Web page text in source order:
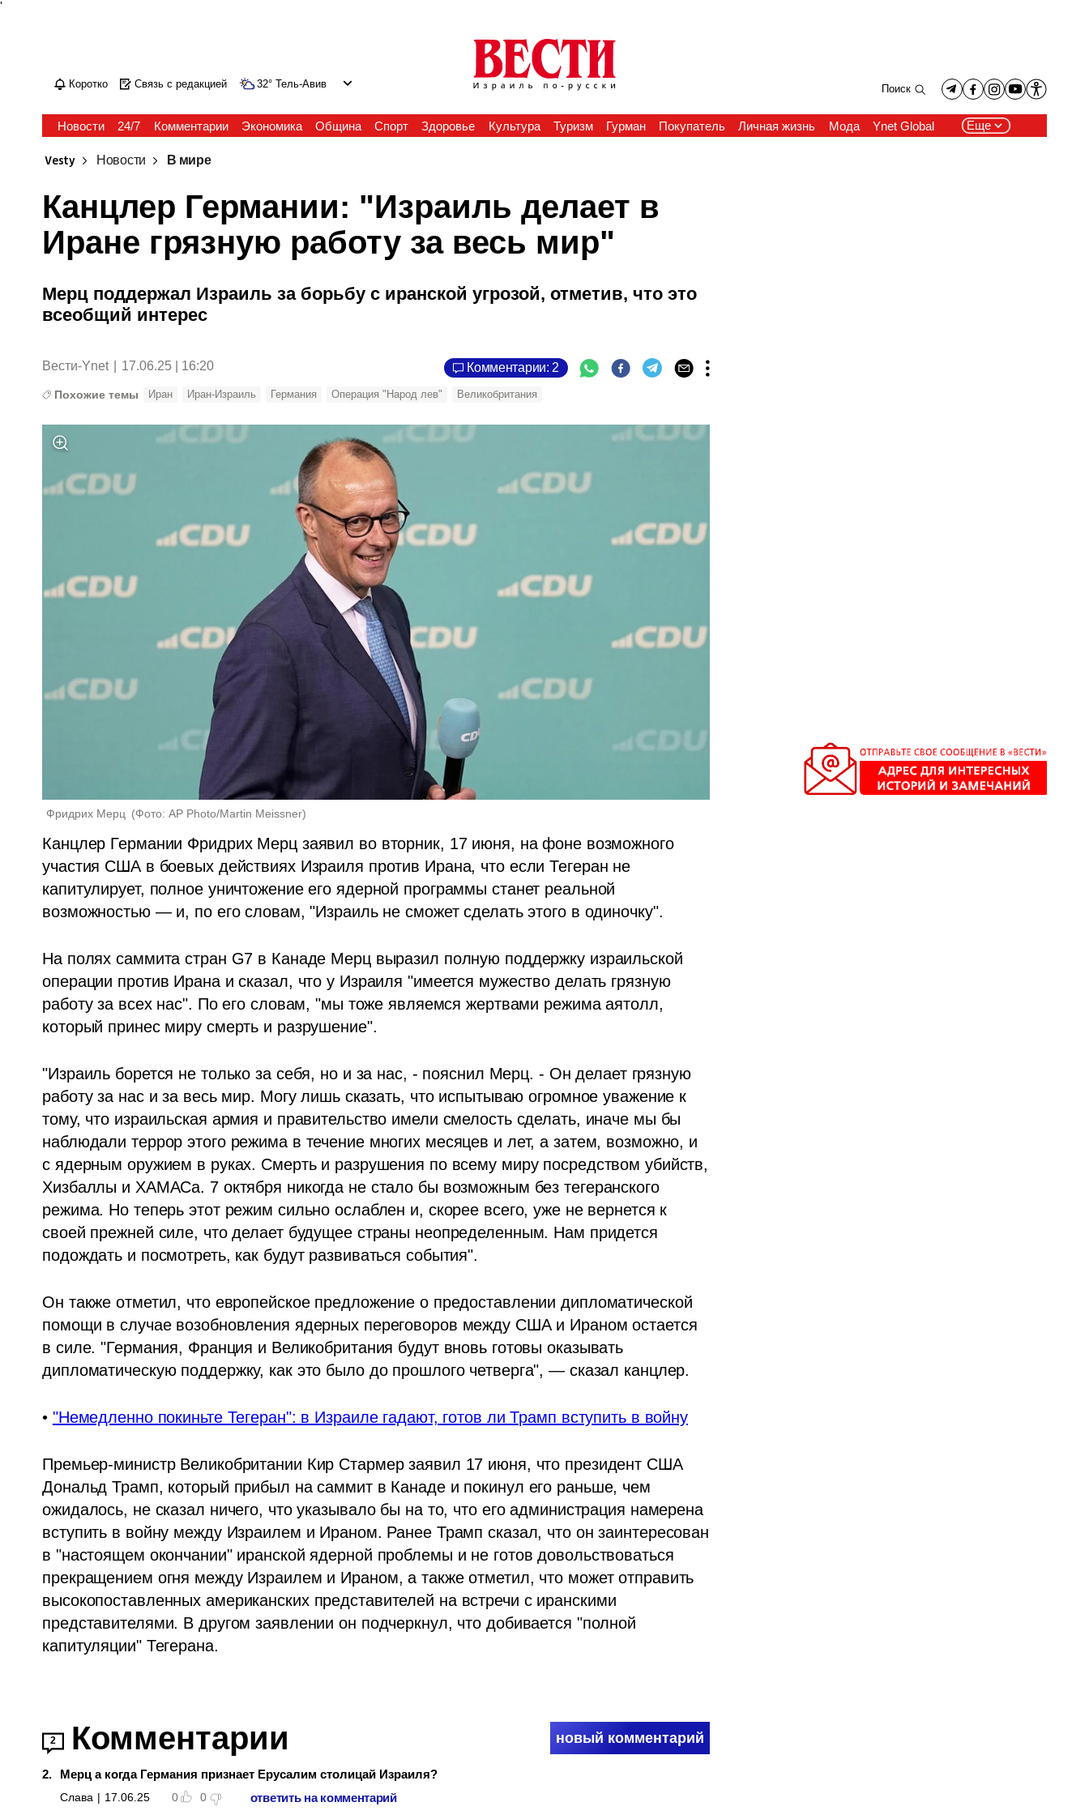
'
Коротко Связь с редакцией 32° Тель-Авив Поиск
Новости 24/7 Комментарии Экономика Община Спорт Здоровье Культура Туризм Гурман Покупатель Личная жизнь Мода Ynet Global Еще
Vesty Новости В мире
Канцлер Германии: "Израиль делает в
Иране грязную работу за весь мир"
Мерц поддержал Израиль за борьбу с иранской угрозой, отметив, что это
всеобщий интерес
Вести-Ynet 17.06.25 | 16:20 Комментарии: 2
Похожие темы Иран Иран-Израиль Германия Операция "Народ лев" Великобритания
Фридрих Мерц (Фото: AP Photo/Martin Meissner)
Канцлер Германии Фридрих Мерц заявил во вторник, 17 июня, на фоне возможного
участия США в боевых действиях Израиля против Ирана, что если Тегеран не
капитулирует, полное уничтожение его ядерной программы станет реальной
возможностью — и, по его словам, "Израиль не сможет сделать этого в одиночку".
На полях саммита стран G7 в Канаде Мерц выразил полную поддержку израильской
операции против Ирана и сказал, что у Израиля "имеется мужество делать грязную
работу за всех нас". По его словам, "мы тоже являемся жертвами режима аятолл,
который принес миру смерть и разрушение".
"Израиль борется не только за себя, но и за нас, - пояснил Мерц. - Он делает грязную
работу за нас и за весь мир. Могу лишь сказать, что испытываю огромное уважение к
тому, что израильская армия и правительство имели смелость сделать, иначе мы бы
наблюдали террор этого режима в течение многих месяцев и лет, а затем, возможно, и
с ядерным оружием в руках. Смерть и разрушения по всему миру посредством убийств,
Хизбаллы и ХАМАСа. 7 октября никогда не стало бы возможным без тегеранского
режима. Но теперь этот режим сильно ослаблен и, скорее всего, уже не вернется к
своей прежней силе, что делает будущее страны неопределенным. Нам придется
подождать и посмотреть, как будут развиваться события".
Он также отметил, что европейское предложение о предоставлении дипломатической
помощи в случае возобновления ядерных переговоров между США и Ираном остается
в силе. "Германия, Франция и Великобритания будут вновь готовы оказывать
дипломатическую поддержку, как это было до прошлого четверга", — сказал канцлер.
• "Немедленно покиньте Тегеран": в Израиле гадают, готов ли Трамп вступить в войну
Премьер-министр Великобритании Кир Стармер заявил 17 июня, что президент США
Дональд Трамп, который прибыл на саммит в Канаде и покинул его раньше, чем
ожидалось, не сказал ничего, что указывало бы на то, что его администрация намерена
вступить в войну между Израилем и Ираном. Ранее Трамп сказал, что он заинтересован
в "настоящем окончании" иранской ядерной проблемы и не готов довольствоваться
прекращением огня между Израилем и Ираном, а также отметил, что может отправить
высокопоставленных американских представителей на встречи с иранскими
представителями. В другом заявлении он подчеркнул, что добивается "полной
капитуляции" Тегерана.
2 Комментарии новый комментарий
2. Мерц а когда Германия признает Ерусалим столицай Израиля?
Слава | 17.06.25 0 0 ответить на комментарий